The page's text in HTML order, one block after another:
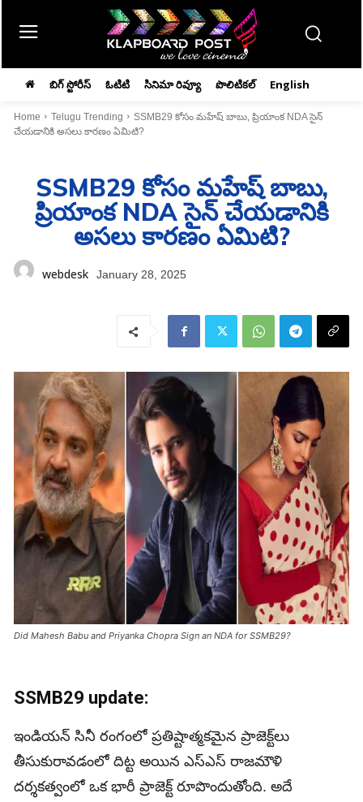
బిగ్ స్టోరీస్ ఓటిటి సినిమా రివ్యూ పొలిటికల్ English
Home Telugu Trending
SSMB29 కోసం మహేష్ బాబు, ప్రియాంక NDA సైన్
చేయడానికి అసలు కారణం ఏమిటి?
SSMB29 కోసం మహేష్ బాబు,
ప్రియాంక NDA సైన్ చేయడానికి
అసలు కారణం ఏమిటి?
webdesk January 28, 2025
Did Mahesh Babu and Priyanka Chopra Sign an NDA for SSMB29?
SSMB29 update:
ఇండియన్ సినీ రంగంలో ప్రతిష్టాత్మకమైన ప్రాజెక్ట్‌లు
తీసుకురావడంలో దిట్ట అయిన ఎస్‌ఎస్ రాజమౌళి
దర్శకత్వంలో ఒక భారీ ప్రాజెక్ట్‌ రూపొందుతోంది. అదే